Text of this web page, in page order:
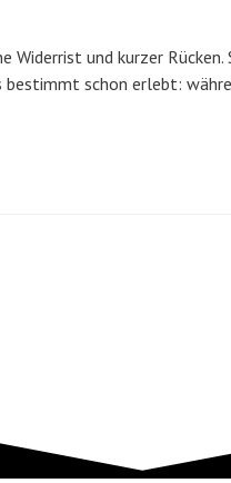
Widerrist und kurzer
schon erlebt: